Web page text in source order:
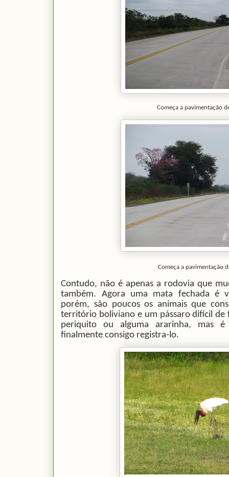
Começa a pavimentação
Começa a pavimentação
Contudo, não é apenas a rodovia que
também. Agora uma mata fechada é
porém, são poucos os animais que
território boliviano e um pássaro difícil de
periquito ou alguma ararinha, mas
finalmente consigo registra-lo.